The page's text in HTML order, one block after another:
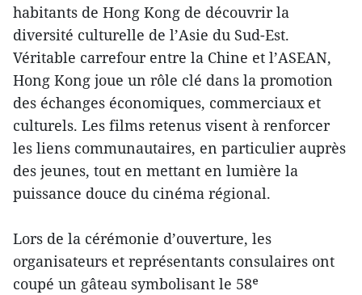
habitants de Hong Kong de découvrir la
diversité culturelle de l’Asie du Sud-Est.
Véritable carrefour entre la Chine et l’ASEAN,
Hong Kong joue un rôle clé dans la promotion
des échanges économiques, commerciaux et
culturels. Les films retenus visent à renforcer
les liens communautaires, en particulier auprès
des jeunes, tout en mettant en lumière la
puissance douce du cinéma régional.
Lors de la cérémonie d’ouverture, les
organisateurs et représentants consulaires ont
coupé un gâteau symbolisant le 58ᵉ